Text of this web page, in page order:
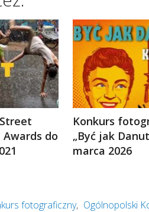
do
Konkurs
„Być jak
marca 2026
fotograficzny, Ogólnopolski